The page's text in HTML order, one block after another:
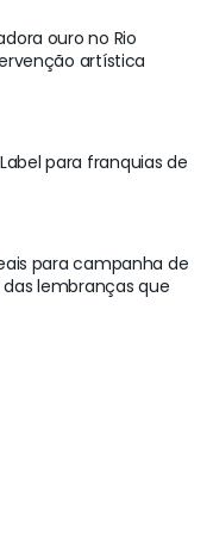
ouro no Rio
artística
para franquias de
para campanha de
das lembranças que